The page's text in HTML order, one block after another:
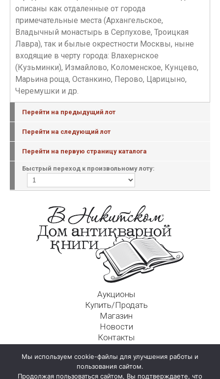
описаны как отдаленные от города
примечательные места (Архангельское,
Владычный монастырь в Серпухове, Троицкая
Лавра), так и былые окрестности Москвы, ныне
входящие в черту города: Влахернское
(Кузьминки), Измайлово, Коломенское, Кунцево,
Марьина роща, Останкино, Перово, Царицыно,
Черемушки и др.
Перейти на предыдущий лот
Перейти на следующий лот
Перейти на первую страницу каталога
Быстрый переход к произвольному лоту:
Аукционы
Купить/Продать
Магазин
Новости
Контакты
125009, г. Москва, Никитский пер., д. 4а, стр. 1
Мы используем cookie-файлы для улучшения работы и
пользования сайтом.
Продолжая пользоваться сайтом, Вы подтверждаете, что